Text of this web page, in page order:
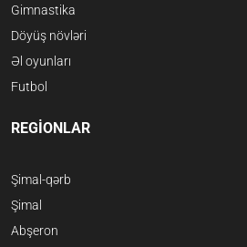
Gimnastika
Döyüş növləri
Əl oyunları
Futbol
REGİONLAR
Şimal-qərb
Şimal
Abşeron